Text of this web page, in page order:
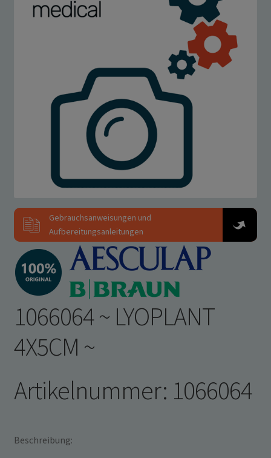
Gebrauchsanweisungen und
Aufbereitungsanleitungen
1066064 ~ LYOPLANT
4X5CM ~
Artikelnummer: 1066064
Beschreibung:
Anbieter
Eigentümer dieser Website
Zweck
Enthält einen eindeutigen Code für jeden
Kunden, so dass er weiß, wo er die
Warenkorbdaten in der Datenbank für jeden
wp_woocommerce_session_,
woocommerce_items_in_cart,
woocommerce_cart_hash
Cookies die zur Auswertung des Benutzerverhaltens
notwendig sind:
Google Analytics
Anbieter
Google LLC
Besucher die Website nutzt.
Cookie Name
Cookie Laufzeit
2 Jahre
Infos schließen